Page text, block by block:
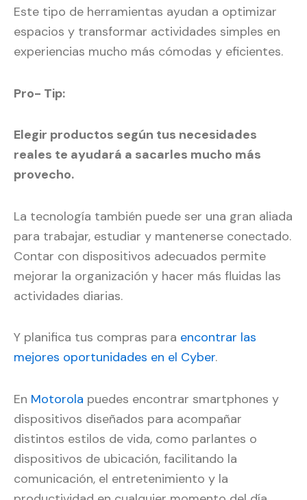
Este tipo de herramientas ayudan a optimizar
espacios y transformar actividades simples en
experiencias mucho más cómodas y eficientes.
Pro- Tip:
Elegir productos según tus necesidades
reales te ayudará a sacarles mucho más
provecho.
La tecnología también puede ser una gran aliada
para trabajar, estudiar y mantenerse conectado.
Contar con dispositivos adecuados permite
mejorar la organización y hacer más fluidas las
actividades diarias.
Y planifica tus compras para encontrar las
mejores oportunidades en el Cyber.
En Motorola puedes encontrar smartphones y
dispositivos diseñados para acompañar
distintos estilos de vida, como parlantes o
dispositivos de ubicación, facilitando la
comunicación, el entretenimiento y la